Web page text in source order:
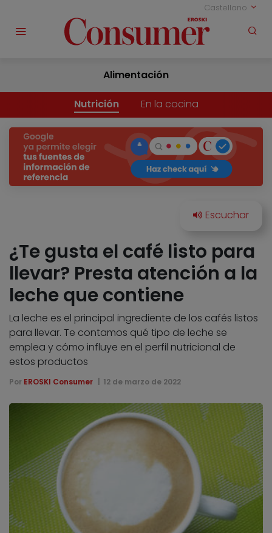
Castellano
Alimentación
Nutrición En la cocina
¿Te gusta el café listo para
llevar? Presta atención a la
leche que contiene
La leche es el principal ingrediente de los cafés listos
para llevar. Te contamos qué tipo de leche se
emplea y cómo influye en el perfil nutricional de
estos productos
Por EROSKI Consumer 12 de marzo de 2022